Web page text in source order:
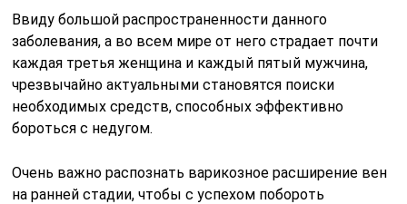
Ввиду большой распространенности данного
заболевания, а во всем мире от него страдает почти
каждая третья женщина и каждый пятый мужчина,
чрезвычайно актуальными становятся поиски
необходимых средств, способных эффективно
бороться с недугом.
Очень важно распознать варикозное расширение вен
на ранней стадии, чтобы с успехом побороть